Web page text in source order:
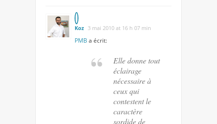
Koz 3 mai 2010 at 16 h 07 min
PMB a écrit:
Elle donne tout
éclairage
nécessaire à
ceux qui
contestent le
caractère
sordide de